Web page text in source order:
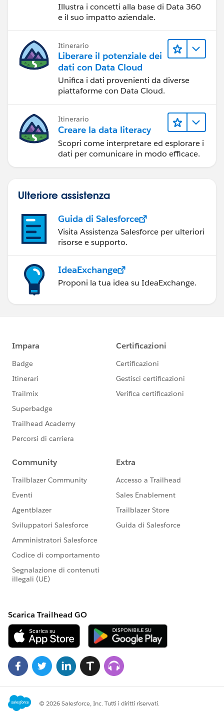
Illustra i concetti alla base di Data 360
e il suo impatto aziendale.
Itinerario
Liberare il potenziale dei
dati con Data Cloud
Unifica i dati provenienti da diverse
piattaforme con Data Cloud.
Itinerario
Creare la data literacy
Scopri come interpretare ed esplorare i
dati per comunicare in modo efficace.
Ulteriore assistenza
Guida di Salesforce
Visita Assistenza Salesforce per ulteriori
risorse e supporto.
IdeaExchange
Proponi la tua idea su IdeaExchange.